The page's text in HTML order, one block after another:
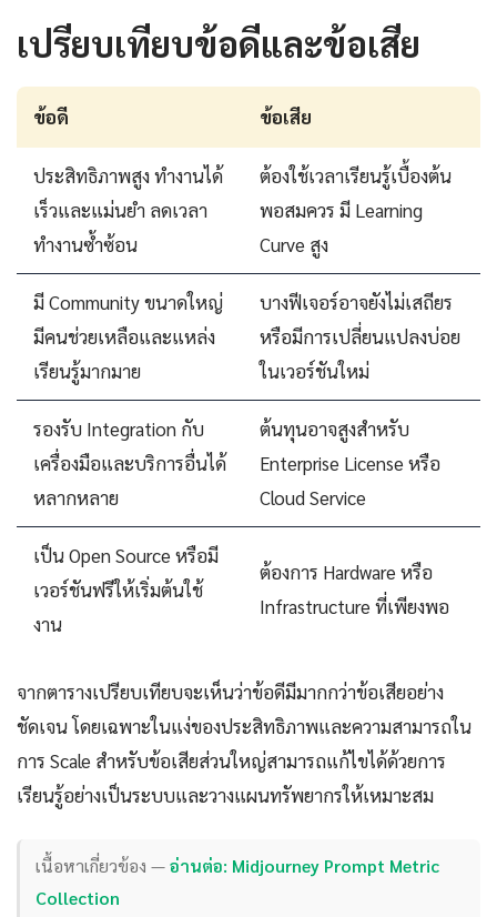
เปรียบเทียบข้อดีและข้อเสีย
ข้อดี ข้อเสีย
ประสิทธิภาพสูง ทำงานได้
เร็วและแม่นยำ ลดเวลา
ทำงานซ้ำซ้อน
ต้องใช้เวลาเรียนรู้เบื้องต้น
พอสมควร มี Learning
Curve สูง
มี Community ขนาดใหญ่
มีคนช่วยเหลือและแหล่ง
เรียนรู้มากมาย
บางฟีเจอร์อาจยังไม่เสถียร
หรือมีการเปลี่ยนแปลงบ่อย
ในเวอร์ชันใหม่
รองรับ Integration กับ
เครื่องมือและบริการอื่นได้
หลากหลาย
ต้นทุนอาจสูงสำหรับ
Enterprise License หรือ
Cloud Service
เป็น Open Source หรือมี
เวอร์ชันฟรีให้เริ่มต้นใช้
งาน
ต้องการ Hardware หรือ
Infrastructure ที่เพียงพอ
จากตารางเปรียบเทียบจะเห็นว่าข้อดีมีมากกว่าข้อเสียอย่าง
ชัดเจน โดยเฉพาะในแง่ของประสิทธิภาพและความสามารถใน
การ Scale สำหรับข้อเสียส่วนใหญ่สามารถแก้ไขได้ด้วยการ
เรียนรู้อย่างเป็นระบบและวางแผนทรัพยากรให้เหมาะสม
เนื้อหาเกี่ยวข้อง —อ่านต่อ: Midjourney Prompt Metric
Collection